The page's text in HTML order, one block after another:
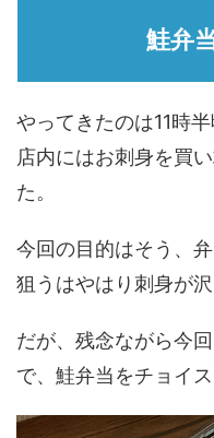
鮭弁
やってきたのは11時半
店内にはお刺身を買
た。
今回の目的はそう、弁
狙うはやはり刺身が
だが、残念ながら今
で、鮭弁当をチョイス